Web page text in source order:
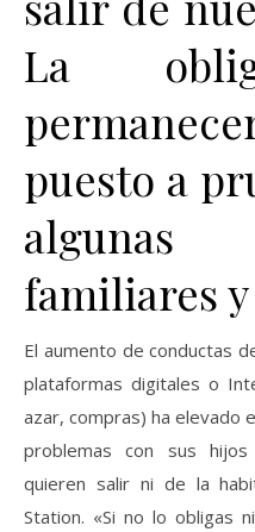
La
puesto a
algunas
familiares
El aumento de conductas
plataformas digitales o
azar, compras) ha elevado
problemas con sus
quieren salir ni de la
Station. «Si no lo obligas